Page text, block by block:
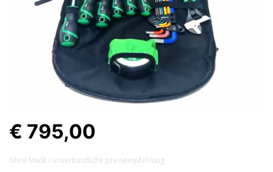
€ 795,00
ohne MwSt / unverbindliche preisempfehlung